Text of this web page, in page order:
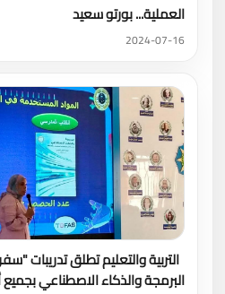
العملية... بورتو سعيد
2024-07-16
التربية والتعليم تطلق تدريبات
البرمجة والذكاء الاصطناعي